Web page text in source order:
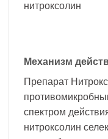
нитроксолин
Механизм
Препарат
спектром
нитроксолин